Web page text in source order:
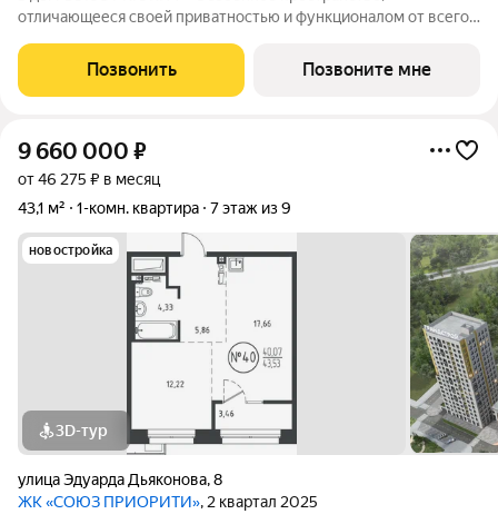
отличающееся своей приватностью и функционалом от всего
предпочитает более камерный формат жилья чувствовал себя
дома. Дом, обладающий потрясающими
Позвонить Позвоните мне
9 660 000 ₽
от 46 275 ₽ в месяц
43,1 м²
1-комн. квартира 7 этаж из 9
новостройка
3D-тур
улица Эдуарда Дьяконова,8
ЖК «СОЮЗ ПРИОРИТИ», 2 квартал 2025